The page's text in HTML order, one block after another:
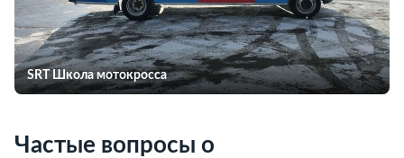
SRT Школа мотокросса
Частые вопросы о